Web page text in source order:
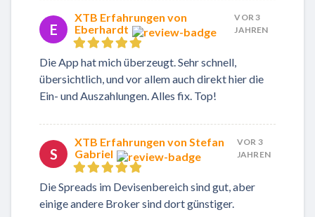
E
XTB Erfahrungen von
Eberhardt
VOR 3
JAHREN
Die App hat mich überzeugt. Sehr schnell,
übersichtlich, und vor allem auch direkt hier die
Ein- und Auszahlungen. Alles fix. Top!
S
XTB Erfahrungen von Stefan
Gabriel
VOR 3
JAHREN
Die Spreads im Devisenbereich sind gut, aber
einige andere Broker sind dort günstiger.